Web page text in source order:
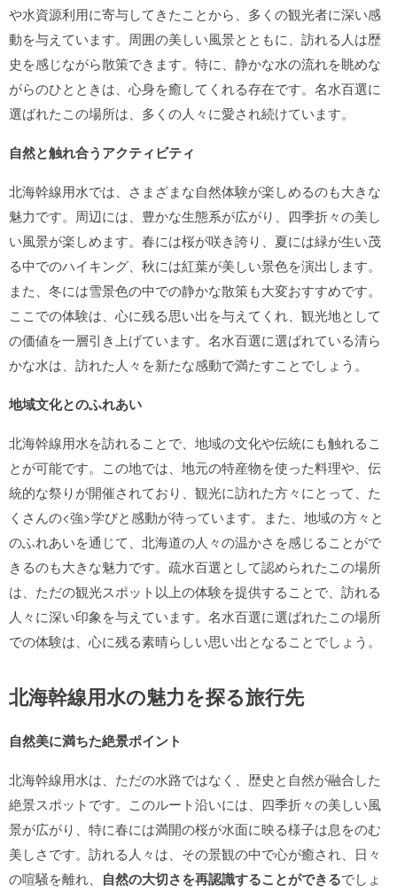
や水資源利用に寄与してきたことから、多くの観光者に深い感
動を与えています。周囲の美しい風景とともに、訪れる人は歴
史を感じながら散策できます。特に、静かな水の流れを眺めな
がらのひとときは、心身を癒してくれる存在です。名水百選に
選ばれたこの場所は、多くの人々に愛され続けています。
自然と触れ合うアクティビティ
北海幹線用水では、さまざまな自然体験が楽しめるのも大きな
魅力です。周辺には、豊かな生態系が広がり、四季折々の美し
い風景が楽しめます。春には桜が咲き誇り、夏には緑が生い茂
る中でのハイキング、秋には紅葉が美しい景色を演出します。
また、冬には雪景色の中での静かな散策も大変おすすめです。
ここでの体験は、心に残る思い出を与えてくれ、観光地として
の価値を一層引き上げています。名水百選に選ばれている清ら
かな水は、訪れた人々を新たな感動で満たすことでしょう。
地域文化とのふれあい
北海幹線用水を訪れることで、地域の文化や伝統にも触れるこ
とが可能です。この地では、地元の特産物を使った料理や、伝
統的な祭りが開催されており、観光に訪れた方々にとって、た
くさんの<強>学びと感動が待っています。また、地域の方々と
のふれあいを通じて、北海道の人々の温かさを感じることがで
きるのも大きな魅力です。疏水百選として認められたこの場所
は、ただの観光スポット以上の体験を提供することで、訪れる
人々に深い印象を与えています。名水百選に選ばれたこの場所
での体験は、心に残る素晴らしい思い出となることでしょう。
北海幹線用水の魅力を探る旅行先
自然美に満ちた絶景ポイント
北海幹線用水は、ただの水路ではなく、歴史と自然が融合した
絶景スポットです。このルート沿いには、四季折々の美しい風
景が広がり、特に春には満開の桜が水面に映る様子は息をのむ
美しさです。訪れる人々は、その景観の中で心が癒され、日々
の喧騒を離れ、 自然の大切さを再認識することができるでしょ